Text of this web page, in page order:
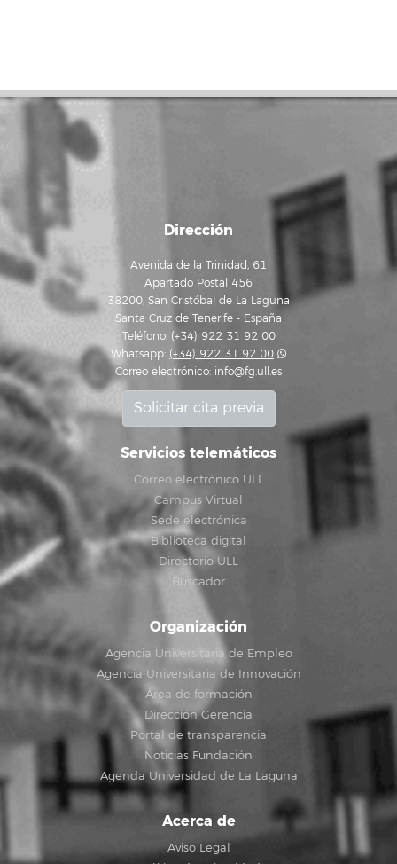
Dirección
Avenida de la Trinidad, 61
Apartado Postal 456
38200, San Cristóbal de La Laguna
Santa Cruz de Tenerife - España
Teléfono: (+34) 922 31 92 00
Whatsapp: (+34) 922 31 92 00
Correo electrónico: info@fg.ull.es
Solicitar cita previa
Servicios telemáticos
Correo electrónico ULL
Campus Virtual
Sede electrónica
Biblioteca digital
Directorio ULL
Buscador
Organización
Agencia Universitaria de Empleo
Agencia Universitaria de Innovación
Área de formación
Dirección Gerencia
Portal de transparencia
Noticias Fundación
Agenda Universidad de La Laguna
Acerca de
Aviso Legal